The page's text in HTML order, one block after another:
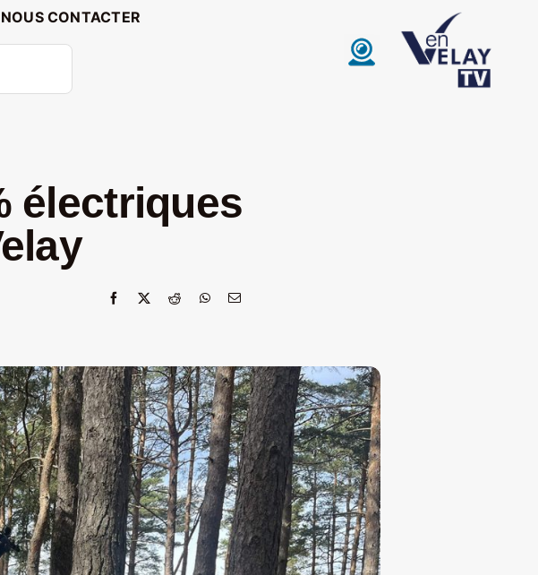
NOUS CONTACTER
électriques